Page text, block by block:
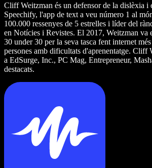
Cliff Weitzman és un defensor de la dislèxia
Speechify, l'app de text a veu número 1 al
100.000 ressenyes de 5 estrelles i líder del
en Notícies i Revistes. El 2017, Weitzman va
30 under 30 per la seva tasca fent internet
persones amb dificultats d'aprenentatge. Cliff
a EdSurge, Inc., PC Mag, Entrepreneur,
destacats.